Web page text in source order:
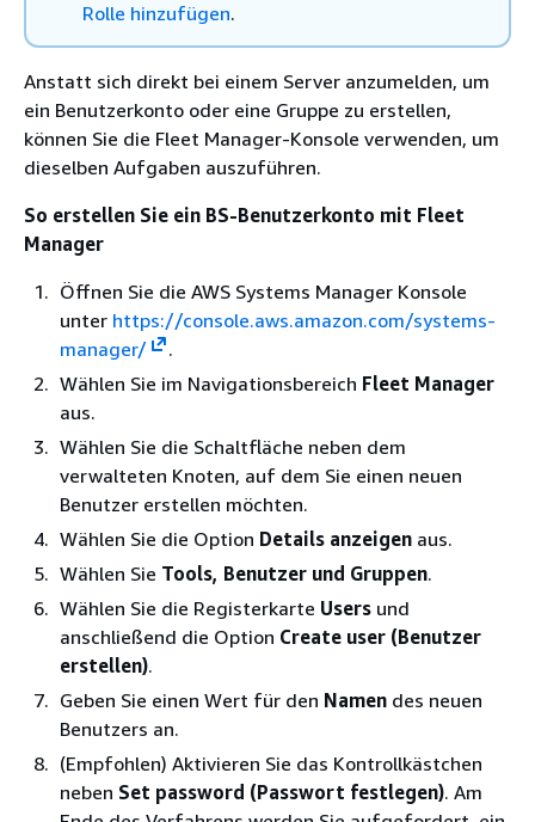
Rolle hinzufügen.
Anstatt sich direkt bei einem Server anzumelden, um
ein Benutzerkonto oder eine Gruppe zu erstellen,
können Sie die Fleet Manager-Konsole verwenden, um
dieselben Aufgaben auszuführen.
So erstellen Sie ein BS-Benutzerkonto mit Fleet
Manager
Öffnen Sie die AWS Systems Manager Konsole
unter https://console.aws.amazon.com/systems-
manager/
.
Wählen Sie im Navigationsbereich Fleet Manager
aus.
Wählen Sie die Schaltfläche neben dem
verwalteten Knoten, auf dem Sie einen neuen
Benutzer erstellen möchten.
Wählen Sie die Option Details anzeigen aus.
Wählen Sie Tools, Benutzer und Gruppen.
Wählen Sie die Registerkarte Users und
anschließend die Option Create user (Benutzer
erstellen).
Geben Sie einen Wert für den Namen des neuen
Benutzers an.
(Empfohlen) Aktivieren Sie das Kontrollkästchen
neben Set password (Passwort festlegen). Am